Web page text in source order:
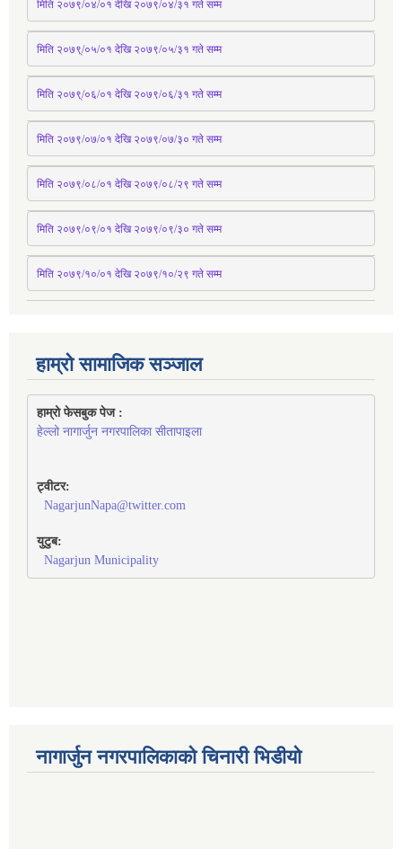
मिति २०७९/०४/०१ देखि २०७९/०४/३१ गते सम्म
मिति २०७९्/०५/०१ देखि २०७९/०५/३१ गते सम्म
मिति २०७९्/०६/०१ देखि २०७९/०६/३१ गते सम्म
मिति २०७९/०७/०१ देखि २०७९/०७/३० गते सम्म
मिति २०७९/०८/०१ देखि २०७९/०८/२९ गते सम्म
मिति २०७९/०९/०१ देखि २०७९/०९/३० गते सम्म
मिति २०७९/१०/०१ देखि २०७९/१०/२९ गते सम्म
हाम्रो सामाजिक सञ्जाल
हाम्रो फेसबुक पेज :
हेल्लो नागार्जुन नगरपालिका सीतापाइला
ट्वीटर:
NagarjunNapa@twitter.com
युटुब:
Nagarjun Municipality
नागार्जुन नगरपालिकाको चिनारी भिडीयो